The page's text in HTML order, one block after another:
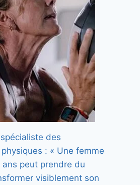
des
: « Une femme
peut prendre du
visiblement son